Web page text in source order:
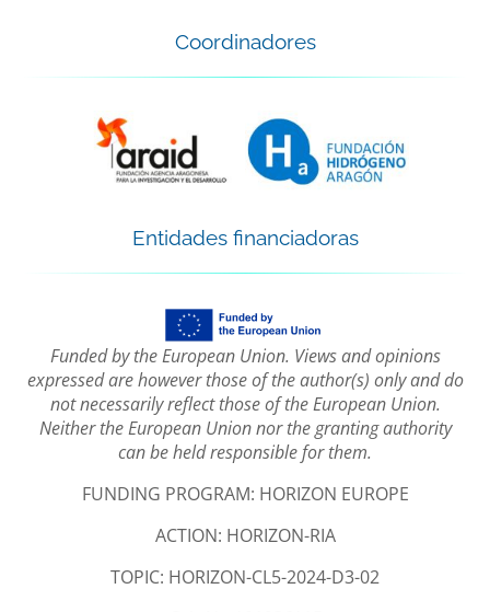
Coordinadores
Entidades financiadoras
Funded by the European Union. Views and opinions
expressed are however those of the author(s) only and do
not necessarily reflect those of the European Union.
Neither the European Union nor the granting authority
can be held responsible for them.
FUNDING PROGRAM: HORIZON EUROPE
ACTION: HORIZON-RIA
TOPIC: HORIZON-CL5-2024-D3-02